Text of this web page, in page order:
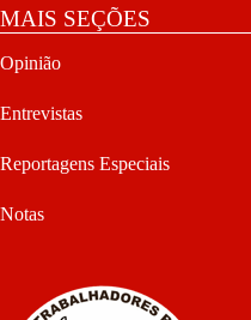
MAIS SEÇÕES
Opinião
Entrevistas
Reportagens Especiais
Notas